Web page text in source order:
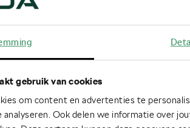
gebruik van cookies
om content en advertenties te
Ook delen we informatie over
Something went wrong. Please try